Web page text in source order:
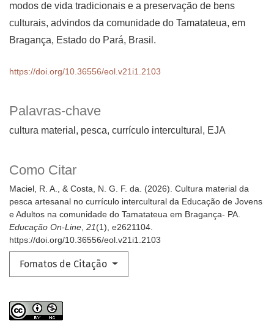
Palavras-chave
cultura material, pesca, currículo intercultural, EJA
Como Citar
Maciel, R. A., & Costa, N. G. F. da. (2026). Cultura material da
pesca artesanal no currículo intercultural da Educação de Jovens
e Adultos na comunidade do Tamatateua em Bragança- PA.
Educação On-Line, 21(1), e2621104.
https://doi.org/10.36556/eol.v21i1.2103
Fomatos de Citação
modos de vida tradicionais e a preservação de bens
culturais, advindos da comunidade do Tamatateua, em
Bragança, Estado do Pará, Brasil.
https://doi.org/10.36556/eol.v21i1.2103